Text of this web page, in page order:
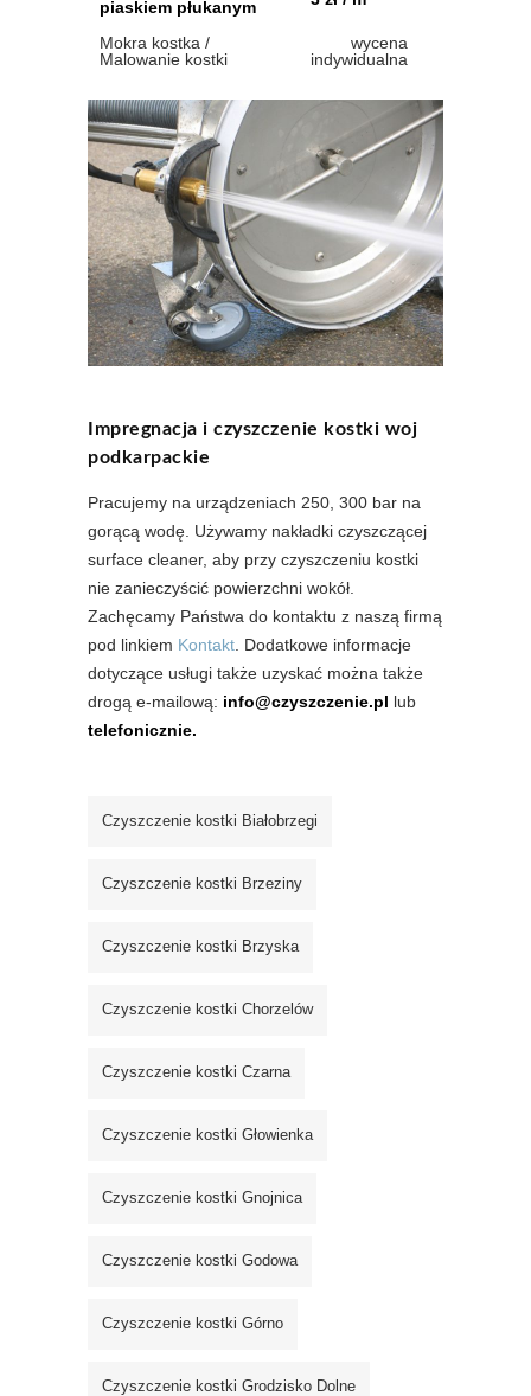
piaskiem płukanym
Mokra kostka /
Malowanie kostki
wycena
indywidualna
Impregnacja i czyszczenie kostki woj
podkarpackie
Pracujemy na urządzeniach 250, 300 bar na
gorącą wodę. Używamy nakładki czyszczącej
surface cleaner, aby przy czyszczeniu kostki
nie zanieczyścić powierzchni wokół.
Zachęcamy Państwa do kontaktu z naszą firmą
pod linkiem Kontakt . Dodatkowe informacje
dotyczące usługi także uzyskać można także
drogą e-mailową: info@czyszczenie.pl lub
telefonicznie.
Czyszczenie kostki Białobrzegi
Czyszczenie kostki Brzeziny
Czyszczenie kostki Brzyska
Czyszczenie kostki Chorzelów
Czyszczenie kostki Czarna
Czyszczenie kostki Głowienka
Czyszczenie kostki Gnojnica
Czyszczenie kostki Godowa
Czyszczenie kostki Górno
Czyszczenie kostki Grodzisko Dolne